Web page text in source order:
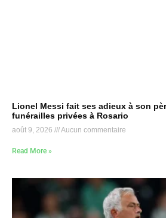
Lionel Messi fait ses adieux à son
funérailles privées à Rosario
août 9, 2026 Aucun commentaire
Read More »